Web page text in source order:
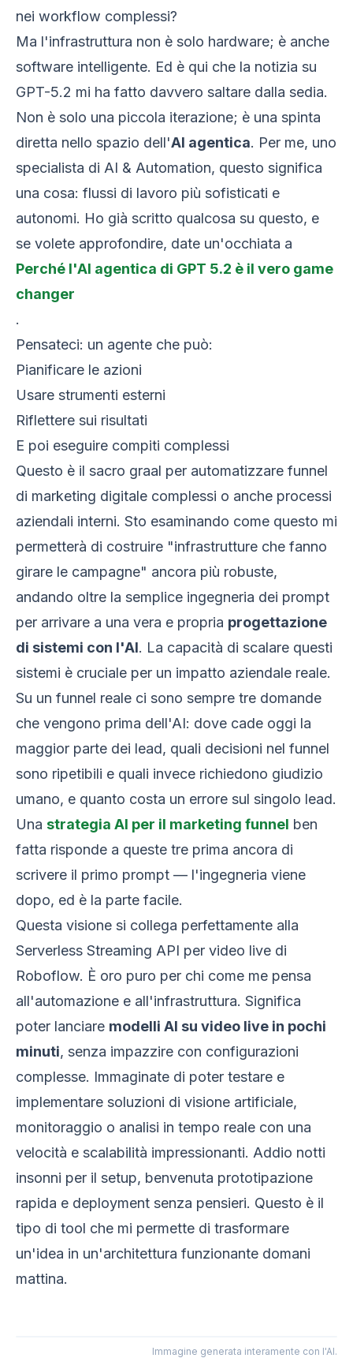
nei workflow complessi?
Ma l'infrastruttura non è solo hardware; è anche
software intelligente. Ed è qui che la notizia su
GPT-5.2 mi ha fatto davvero saltare dalla sedia.
Non è solo una piccola iterazione; è una spinta
diretta nello spazio dell'AI agentica. Per me, uno
specialista di AI & Automation, questo significa
una cosa: flussi di lavoro più sofisticati e
autonomi. Ho già scritto qualcosa su questo, e
se volete approfondire, date un'occhiata a
Perché l'AI agentica di GPT 5.2 è il vero game
changer
.
Pensateci: un agente che può:
Pianificare le azioni
Usare strumenti esterni
Riflettere sui risultati
E poi eseguire compiti complessi
Questo è il sacro graal per automatizzare funnel
di marketing digitale complessi o anche processi
aziendali interni. Sto esaminando come questo mi
permetterà di costruire "infrastrutture che fanno
girare le campagne" ancora più robuste,
andando oltre la semplice ingegneria dei prompt
per arrivare a una vera e propria progettazione
di sistemi con l'AI. La capacità di scalare questi
sistemi è cruciale per un impatto aziendale reale.
Su un funnel reale ci sono sempre tre domande
che vengono prima dell'AI: dove cade oggi la
maggior parte dei lead, quali decisioni nel funnel
sono ripetibili e quali invece richiedono giudizio
umano, e quanto costa un errore sul singolo lead.
Una strategia AI per il marketing funnel ben
fatta risponde a queste tre prima ancora di
scrivere il primo prompt — l'ingegneria viene
dopo, ed è la parte facile.
Questa visione si collega perfettamente alla
Serverless Streaming API per video live di
Roboflow. È oro puro per chi come me pensa
all'automazione e all'infrastruttura. Significa
poter lanciare modelli AI su video live in pochi
minuti, senza impazzire con configurazioni
complesse. Immaginate di poter testare e
implementare soluzioni di visione artificiale,
monitoraggio o analisi in tempo reale con una
velocità e scalabilità impressionanti. Addio notti
insonni per il setup, benvenuta prototipazione
rapida e deployment senza pensieri. Questo è il
tipo di tool che mi permette di trasformare
un'idea in un'architettura funzionante domani
mattina.
Immagine generata interamente con l'AI.